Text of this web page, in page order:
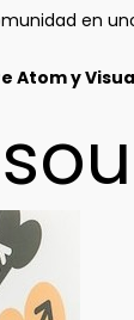
en
Atom y